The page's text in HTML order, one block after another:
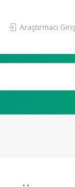
Araştırmacı